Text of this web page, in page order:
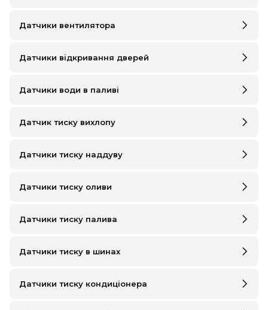
GMC
HYUNDAI
INFINITI
Датчики вентилятора
Датчики відкривання дверей
Датчики води в паливі
Датчик тиску вихлопу
Датчики тиску наддуву
Датчики тиску оливи
Датчики тиску палива
Датчики тиску в шинах
Датчики тиску кондиціонера